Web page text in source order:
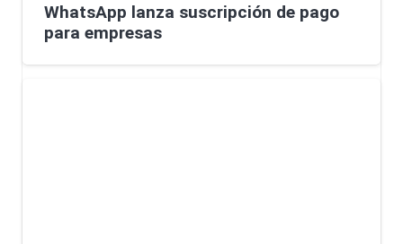
WhatsApp lanza suscripción de pago
para empresas